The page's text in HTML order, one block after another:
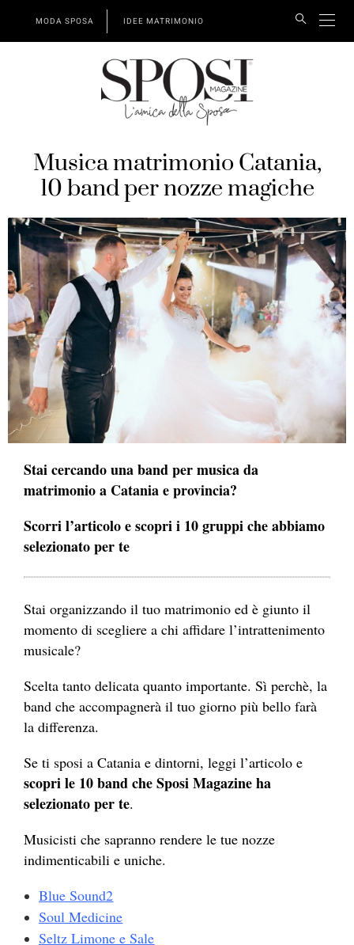
MODA SPOSA IDEE MATRIMONIO
Musica matrimonio Catania,
10 band per nozze magiche
Stai cercando una band per musica da
matrimonio a Catania e provincia?
Scorri l’articolo e scopri i 10 gruppi che abbiamo
selezionato per te
Stai organizzando il tuo matrimonio ed è giunto il
momento di scegliere a chi affidare l’intrattenimento
musicale?
Scelta tanto delicata quanto importante. Sì perchè, la
band che accompagnerà il tuo giorno più bello farà
la differenza.
Se ti sposi a Catania e dintorni, leggi l’articolo e
scopri le 10 band che Sposi Magazine ha
selezionato per te.
Musicisti che sapranno rendere le tue nozze
indimenticabili e uniche.
Blue Sound2
Soul Medicine
Seltz Limone e Sale